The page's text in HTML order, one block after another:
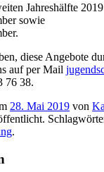
Jahreshälfte
sowie
diese Angebote
auf per Mail
76 38.
28. Mai 2019 von
.